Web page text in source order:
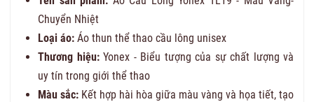
Chuyển Nhiệt
Loại áo: Áo thun thể thao cầu lông unisex
Thương hiệu:Yonex - Biểu tượng của sự chất lượng và
uy tín trong giới thể thao
Màu sắc: Kết hợp hài hòa giữa màu vàng và họa tiết, tạo